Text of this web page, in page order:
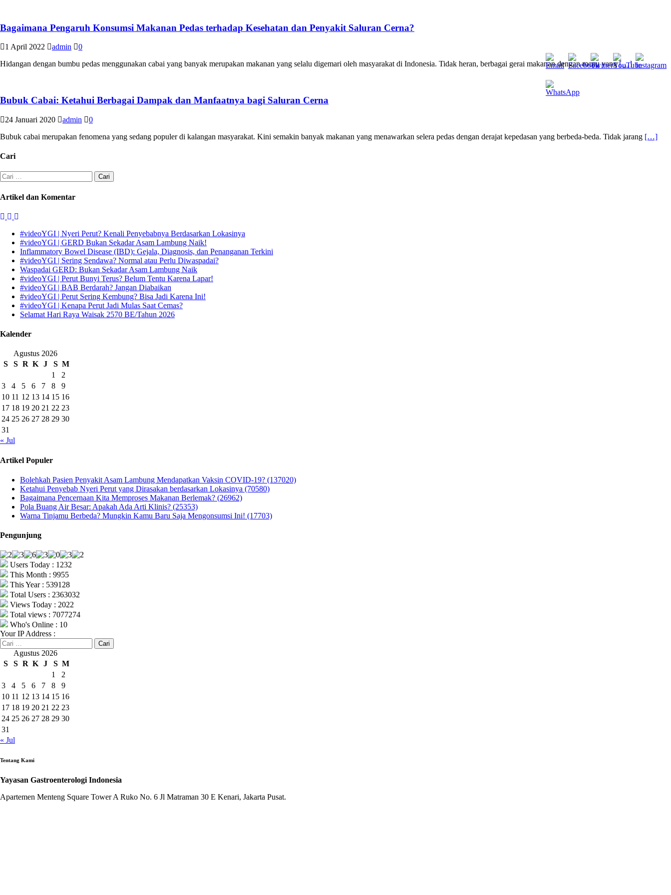
Bagaimana Pengaruh Konsumsi Makanan Pedas terhadap Kesehatan dan Penyakit Saluran Cerna?
1 April 2022 admin
0
Hidangan dengan bumbu pedas menggunakan cabai yang banyak merupakan makanan yang selalu digemari oleh masyarakat di Indonesia. Tidak heran, berbagai gerai makanan dengan menu yang[…]
Bubuk Cabai: Ketahui Berbagai Dampak dan Manfaatnya bagi Saluran Cerna
24 Januari 2020 admin
0
Bubuk cabai merupakan fenomena yang sedang populer di kalangan masyarakat. Kini semakin banyak makanan yang menawarkan selera pedas dengan derajat kepedasan yang berbeda-beda. Tidak jarang […]
Cari
Cari
untuk:
Artikel dan Komentar
#videoYGI | Nyeri Perut? Kenali Penyebabnya Berdasarkan Lokasinya
#videoYGI | GERD Bukan Sekadar Asam Lambung Naik!
Inflammatory Bowel Disease (IBD): Gejala, Diagnosis, dan Penanganan Terkini
#videoYGI | Sering Sendawa? Normal atau Perlu Diwaspadai?
Waspadai GERD: Bukan Sekadar Asam Lambung Naik
#videoYGI | Perut Bunyi Terus? Belum Tentu Karena Lapar!
#videoYGI | BAB Berdarah? Jangan Diabaikan
#videoYGI | Perut Sering Kembung? Bisa Jadi Karena Ini!
#videoYGI | Kenapa Perut Jadi Mulas Saat Cemas?
Selamat Hari Raya Waisak 2570 BE/Tahun 2026
Kalender
Agustus 2026
S
S R K J S M
1
2
3
4 5 6 7 8
9
10 11 12 13 14 15 16
17 18 19 20 21 22 23
24 25 26 27 28 29 30
31
« Jul
Artikel Populer
Bolehkah Pasien Penyakit Asam Lambung Mendapatkan Vaksin COVID-19? (137020)
Ketahui Penyebab Nyeri Perut yang Dirasakan berdasarkan Lokasinya (70580)
Bagaimana Pencernaan Kita Memproses Makanan Berlemak? (26962)
Pola Buang Air Besar: Apakah Ada Arti Klinis? (25353)
Warna Tinjamu Berbeda? Mungkin Kamu Baru Saja Mengonsumsi Ini! (17703)
Pengunjung
Users Today : 1232
This Month : 9955
This Year : 539128
Total Users : 2363032
Views Today : 2022
Total views : 7077274
Who's Online : 10
Your IP Address :
Cari
untuk:Agustus 2026
S
S R K J S M
1
2
3
4 5 6 7 8
9
10 11 12 13 14 15 16
17 18 19 20 21 22 23
24 25 26 27 28 29 30
31
« Jul
Tentang Kami
Yayasan Gastroenterologi Indonesia
Apartemen Menteng Square Tower A Ruko No. 6 Jl Matraman 30 E Kenari, Jakarta Pusat.